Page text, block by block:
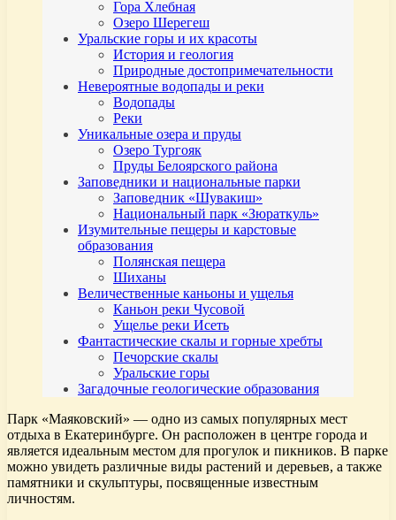
Гора Хлебная
Озеро Шерегеш
Уральские горы и их красоты
История и геология
Природные достопримечательности
Невероятные водопады и реки
Водопады
Реки
Уникальные озера и пруды
Озеро Тургояк
Пруды Белоярского района
Заповедники и национальные парки
Заповедник «Шувакиш»
Национальный парк «Зюраткуль»
Изумительные пещеры и карстовые
образования
Полянская пещера
Шиханы
Величественные каньоны и ущелья
Каньон реки Чусовой
Ущелье реки Исеть
Фантастические скалы и горные хребты
Печорские скалы
Уральские горы
Загадочные геологические образования
Парк «Маяковский» — одно из самых популярных мест
отдыха в Екатеринбурге. Он расположен в центре города и
является идеальным местом для прогулок и пикников. В парке
можно увидеть различные виды растений и деревьев, а также
памятники и скульптуры, посвященные известным
личностям.